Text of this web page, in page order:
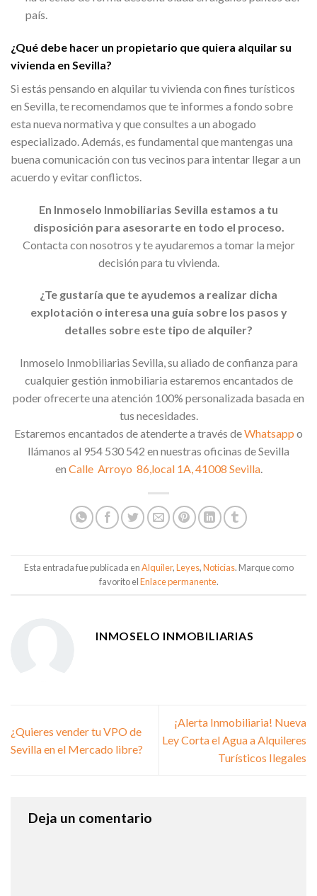
país.
¿Qué debe hacer un propietario que quiera alquilar su
vivienda en Sevilla?
Si estás pensando en alquilar tu vivienda con fines turísticos
en Sevilla, te recomendamos que te informes a fondo sobre
esta nueva normativa y que consultes a un abogado
especializado. Además, es fundamental que mantengas una
buena comunicación con tus vecinos para intentar llegar a un
acuerdo y evitar conflictos.
En Inmoselo Inmobiliarias Sevilla estamos a tu
disposición para asesorarte en todo el proceso.
Contacta con nosotros y te ayudaremos a tomar la mejor
decisión para tu vivienda.
¿Te gustaría que te ayudemos a realizar dicha
explotación o interesa una guía sobre los pasos y
detalles sobre este tipo de alquiler?
Inmoselo Inmobiliarias Sevilla, su aliado de confianza para
cualquier gestión inmobiliaria estaremos encantados de
poder ofrecerte una atención 100% personalizada basada en
tus necesidades.
Estaremos encantados de atenderte a través deWhatsapp o
llámanos al 954 530 542 en nuestras oficinas de Sevilla
en Calle Arroyo 86,local 1A, 41008 Sevilla.
Esta entrada fue publicada enAlquiler,Leyes,Noticias. Marque como
favorito elEnlace permanente.
INMOSELO INMOBILIARIAS
¿Quieres vender tu VPO de
Sevilla en el Mercado libre?
¡Alerta Inmobiliaria! Nueva
Ley Corta el Agua a Alquileres
Turísticos Ilegales
Deja un comentario